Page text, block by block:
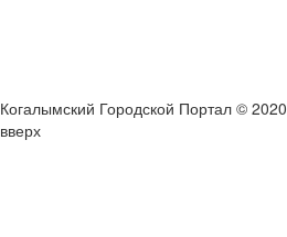
Когалымский Городской Портал © 2020
вверх